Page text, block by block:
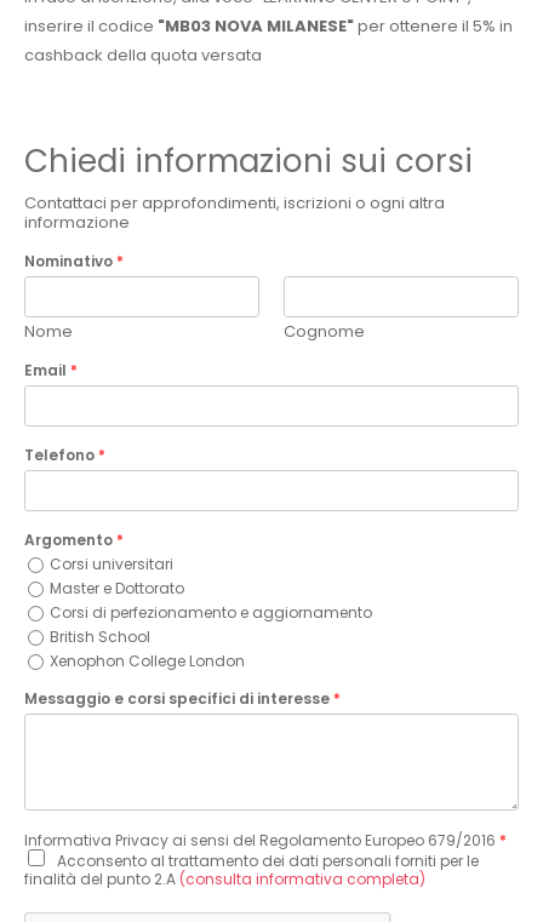
inserire il codice "MB03 NOVA MILANESE"per ottenere il 5% in
cashback della quota versata
Chiedi informazioni sui corsi
Contattaci per approfondimenti, iscrizioni o ogni altra
informazione
Nominativo *
Nome Cognome
Email *
Telefono *
Argomento *
Corsi universitari
Master e Dottorato
Corsi di perfezionamento e aggiornamento
British School
Xenophon College London
Messaggio e corsi specifici di interesse *
Informativa Privacy ai sensi del Regolamento Europeo 679/2016 *
Acconsento al trattamento dei dati personali forniti per le
finalità del punto 2.A (consulta informativa completa)